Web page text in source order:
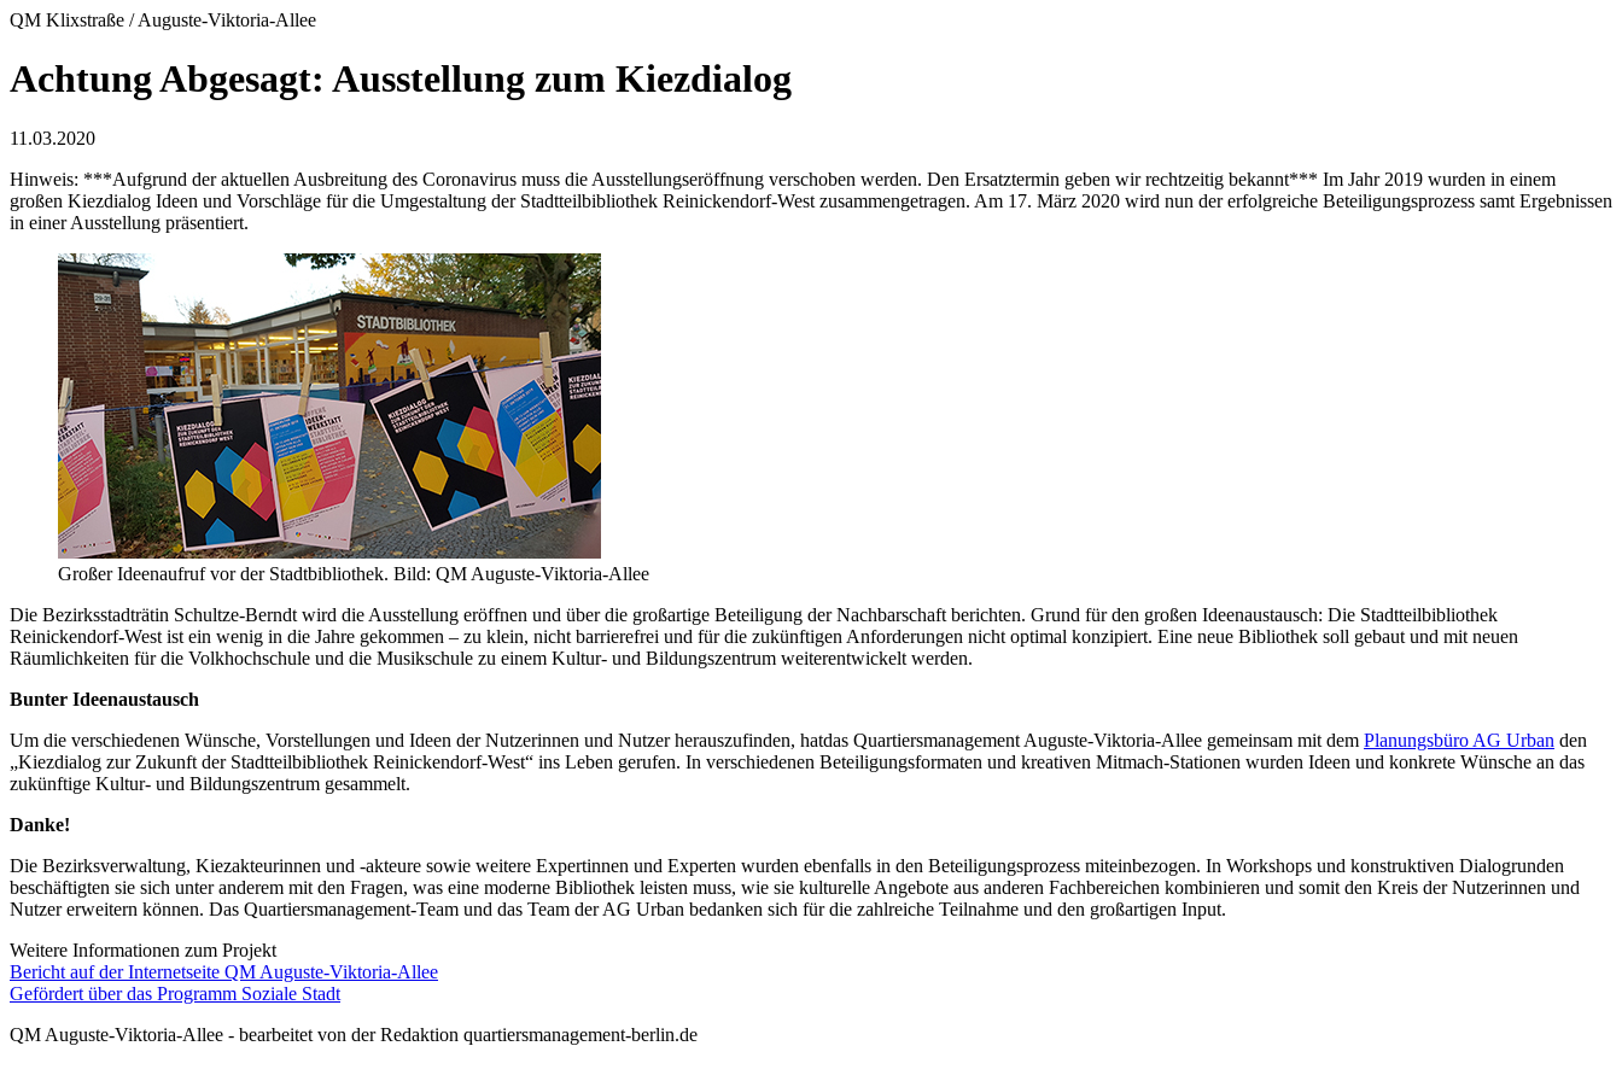
QM Klixstraße / Auguste-Viktoria-Allee
Achtung Abgesagt: Ausstellung zum Kiezdialog
11.03.2020
Hinweis: ***Aufgrund der aktuellen Ausbreitung des Coronavirus muss die Ausstellungseröffnung verschoben werden. Den Ersatztermin geben wir rechtzeitig bekannt*** Im Jahr 2019 wurden in einem
großen Kiezdialog Ideen und Vorschläge für die Umgestaltung der Stadtteilbibliothek Reinickendorf-West zusammengetragen. Am 17. März 2020 wird nun der erfolgreiche Beteiligungsprozess samt Ergebnissen
in einer Ausstellung präsentiert.
Großer Ideenaufruf vor der Stadtbibliothek. Bild: QM Auguste-Viktoria-Allee
Die Bezirksstadträtin Schultze-Berndt wird die Ausstellung eröffnen und über die großartige Beteiligung der Nachbarschaft berichten. Grund für den großen Ideenaustausch: Die Stadtteilbibliothek
Reinickendorf-West ist ein wenig in die Jahre gekommen – zu klein, nicht barrierefrei und für die zukünftigen Anforderungen nicht optimal konzipiert. Eine neue Bibliothek soll gebaut und mit neuen
Räumlichkeiten für die Volkhochschule und die Musikschule zu einem Kultur- und Bildungszentrum weiterentwickelt werden.
Bunter Ideenaustausch
Um die verschiedenen Wünsche, Vorstellungen und Ideen der Nutzerinnen und Nutzer herauszufinden, hatdas Quartiersmanagement Auguste-Viktoria-Allee gemeinsam mit dem Planungsbüro AG Urban den
„Kiezdialog zur Zukunft der Stadtteilbibliothek Reinickendorf-West“ ins Leben gerufen. In verschiedenen Beteiligungsformaten und kreativen Mitmach-Stationen wurden Ideen und konkrete Wünsche an das
zukünftige Kultur- und Bildungszentrum gesammelt.
Danke!
Die Bezirksverwaltung, Kiezakteurinnen und -akteure sowie weitere Expertinnen und Experten wurden ebenfalls in den Beteiligungsprozess miteinbezogen. In Workshops und konstruktiven Dialogrunden
beschäftigten sie sich unter anderem mit den Fragen, was eine moderne Bibliothek leisten muss, wie sie kulturelle Angebote aus anderen Fachbereichen kombinieren und somit den Kreis der Nutzerinnen und
Nutzer erweitern können. Das Quartiersmanagement-Team und das Team der AG Urban bedanken sich für die zahlreiche Teilnahme und den großartigen Input.
Weitere Informationen zum Projekt
Bericht auf der Internetseite QM Auguste-Viktoria-Allee
Gefördert über das Programm Soziale Stadt
QM Auguste-Viktoria-Allee - bearbeitet von der Redaktion quartiersmanagement-berlin.de